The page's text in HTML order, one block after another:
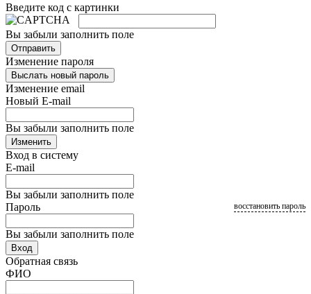
Введите код с картинки
Вы забыли заполнить поле
Отправить
Изменение пароля
Выслать новый пароль
Изменение email
Новый E-mail
Вы забыли заполнить поле
Изменить
Вход в систему
E-mail
Вы забыли заполнить поле
Пароль
Вы забыли заполнить поле
восстановить пароль
Вход
Обратная связь
ФИО